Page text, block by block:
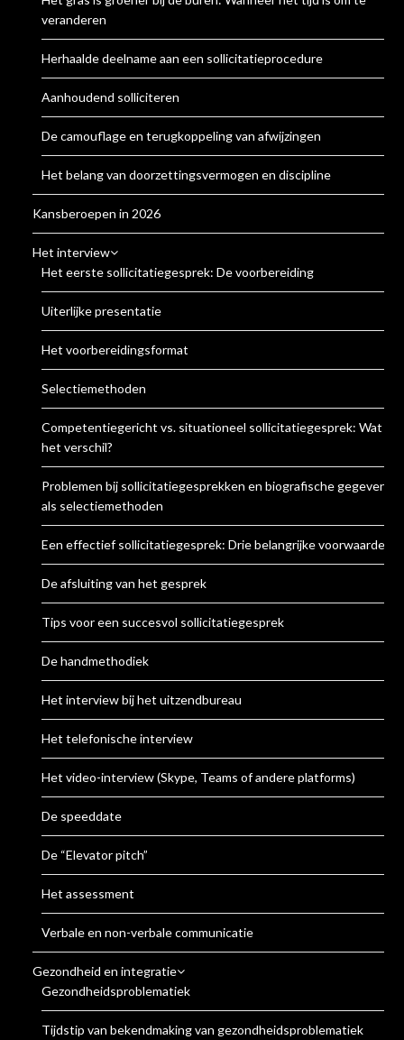
veranderen
Herhaalde deelname aan een sollicitatieprocedure
Aanhoudend solliciteren
De camouflage en terugkoppeling van afwijzingen
Het belang van doorzettingsvermogen en discipline
Kansberoepen in 2026
Het interview
Het eerste sollicitatiegesprek: De voorbereiding
Uiterlijke presentatie
Het voorbereidingsformat
Selectiemethoden
Competentiegericht vs. situationeel sollicitatiegesprek: Wat is
het verschil?
Problemen bij sollicitatiegesprekken en biografische gegevens
als selectiemethoden
Een effectief sollicitatiegesprek: Drie belangrijke voorwaarden
De afsluiting van het gesprek
Tips voor een succesvol sollicitatiegesprek
De handmethodiek
Het interview bij het uitzendbureau
Het telefonische interview
Het video-interview (Skype, Teams of andere platforms)
De speeddate
De “Elevator pitch”
Het assessment
Verbale en non-verbale communicatie
Gezondheid en integratie
Gezondheidsproblematiek
Tijdstip van bekendmaking van gezondheidsproblematiek